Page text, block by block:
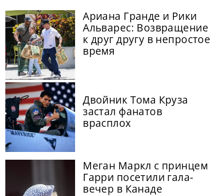
Ариана Гранде и Рики
Альварес: Возвращение
к друг другу в непростое
время
Двойник Тома Круза
застал фанатов
врасплох
Меган Маркл с принцем
Гарри посетили гала-
вечер в Канаде